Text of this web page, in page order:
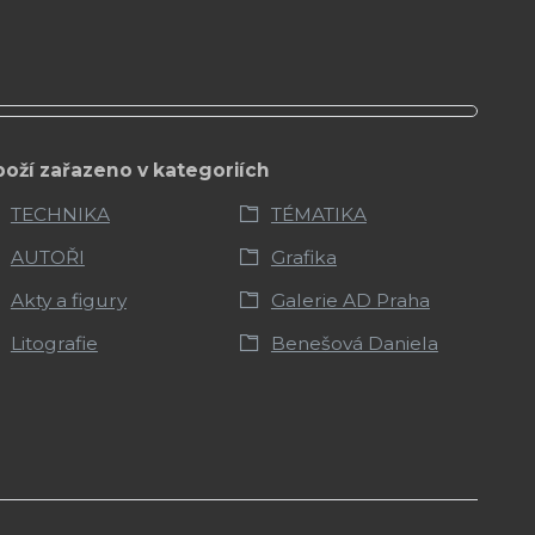
zařazeno v kategoriích
TECHNIKA
TÉMATIKA
AUTOŘI
Grafika
Akty a figury
Galerie AD Praha
Litografie
Benešová Daniela